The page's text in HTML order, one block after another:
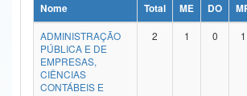
Ministério da Ciência, Tecnologia, Inovações e
Ministério do Meio Ambiente
Ministério do Turismo
Nome Total ME DO
ADMINISTRAÇÃO
PÚBLICA E DE
EMPRESAS,
CIÊNCIAS
CONTÁBEIS E
2 1 0 1